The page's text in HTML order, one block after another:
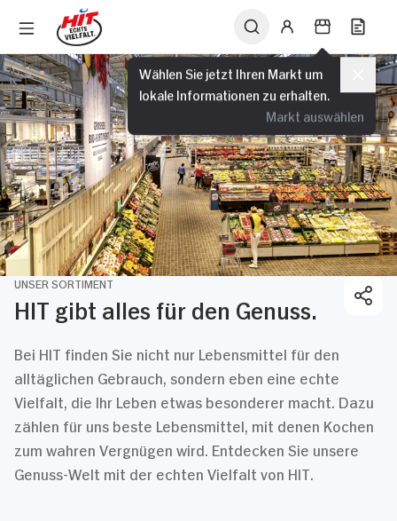
Wählen Sie jetzt Ihren Markt um
lokale Informationen zu erhalten.
Markt auswählen
UNSER SORTIMENT
HIT gibt alles für den Genuss.
Bei HIT finden Sie nicht nur Lebensmittel für den
alltäglichen Gebrauch, sondern eben eine echte
Vielfalt, die Ihr Leben etwas besonderer macht. Dazu
zählen für uns beste Lebensmittel, mit denen Kochen
zum wahren Vergnügen wird. Entdecken Sie unsere
Genuss-Welt mit der echten Vielfalt von HIT.